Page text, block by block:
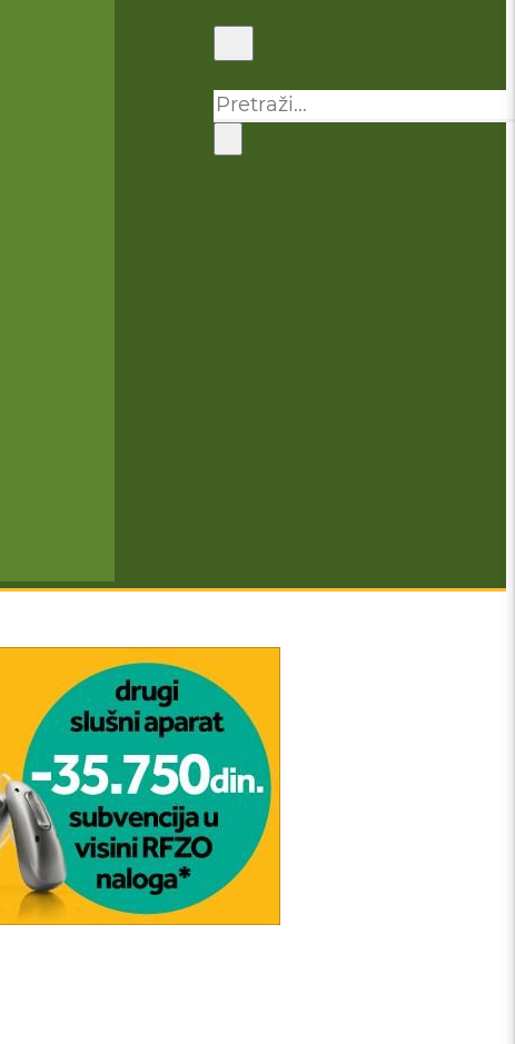
Pretraga